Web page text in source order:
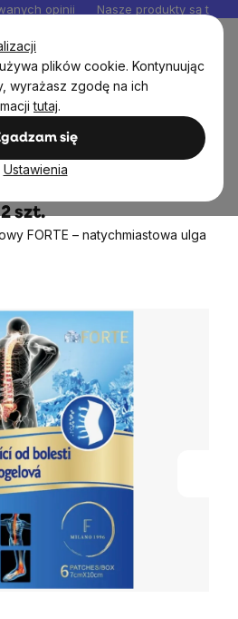
plików cookie. Kontynuując
wyrażasz zgodę na ich
tutaj.
się
Ustawienia
opinii Nasze produkty są
Kosmetyki pielęgnacyjne
łagodzące ból,
szt.
FORTE – natychmiastowa ulga